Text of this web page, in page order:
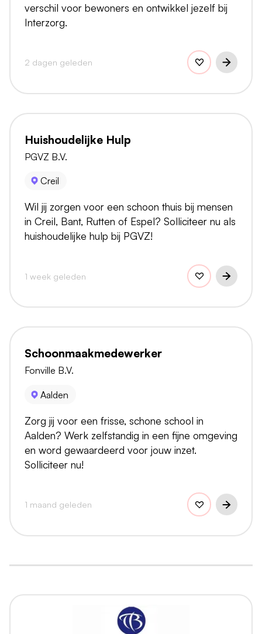
verschil voor bewoners en ontwikkel jezelf bij
Interzorg.
2 dagen geleden
Huishoudelijke Hulp
PGVZ B.V.
Creil
Wil jij zorgen voor een schoon thuis bij mensen
in Creil, Bant, Rutten of Espel? Solliciteer nu als
huishoudelijke hulp bij PGVZ!
1 week geleden
Schoonmaakmedewerker
Fonville B.V.
Aalden
Zorg jij voor een frisse, schone school in
Aalden? Werk zelfstandig in een fijne omgeving
en word gewaardeerd voor jouw inzet.
Solliciteer nu!
1 maand geleden